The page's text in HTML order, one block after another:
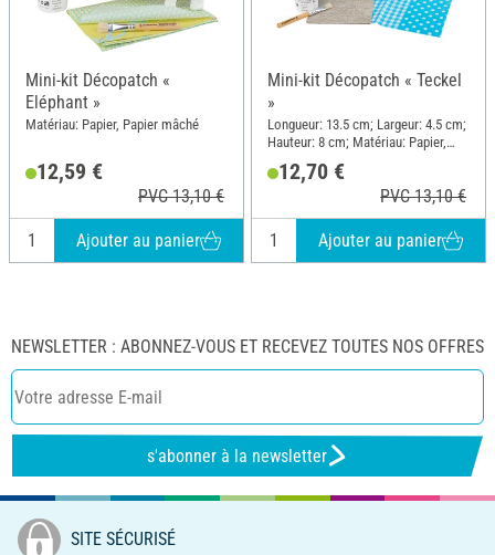
Mini-kit Décopatch «
Eléphant »
Matériau: Papier, Papier mâché
12,59 €
PVC 13,10 €
Ajouter au panier
Mini-kit Décopatch « Teckel
»
Longueur: 13.5 cm; Largeur: 4.5 cm;
Hauteur: 8 cm; Matériau: Papier,
12,70 €
PVC 13,10 €
Ajouter au panier
NEWSLETTER : ABONNEZ-VOUS ET RECEVEZ TOUTES NOS OFFRES
s'abonner à la newsletter
SITE SÉCURISÉ